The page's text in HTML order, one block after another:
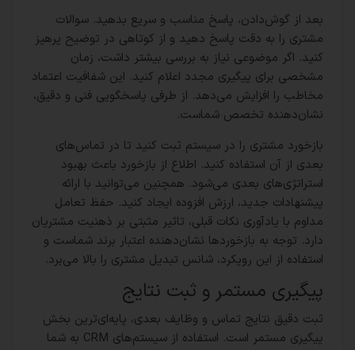
بعد از گوش‌دادن، پاسخ مناسب و سریع بدهید. سوالات
مشتری را به دقت پاسخ دهید و از کوتاهی در توضیح پرهیز
کنید. اگر موضوعی نیاز به بررسی بیشتر داشت، زمان
مشخصی برای پیگیری مجدد اعلام کنید. این شفافیت اعتماد
مخاطب را افزایش می‌دهد. از طرفی پاسخگویی فنی و دقیق،
نشان‌دهنده تخصص شماست.
بازخورد مشتری را در سیستم ثبت کنید تا در تماس‌های
بعدی از آن استفاده کنید. اطلاع از بازخورد باعث بهبود
استراتژی‌های بعدی می‌شود. همچنین می‌توانید با ارائه
پیشنهادات جدید، ارزش افزوده ایجاد کنید. حفظ تعامل
مداوم با یادآوری نکات قبلی، تاثیر مثبتی بر ذهنیت مشتریان
دارد. توجه به بازخوردها نشان‌دهنده اعتبار برند شماست و
استفاده از این رویکرد، شانس تبدیل مشتری را بالا می‌برد.
پیگیری مستمر و ثبت نتایج
ثبت دقیق نتایج تماس و وظایف بعدی، پایه‌ای‌ترین بخش
پیگیری مستمر است. استفاده از سیستم‌های CRM به شما